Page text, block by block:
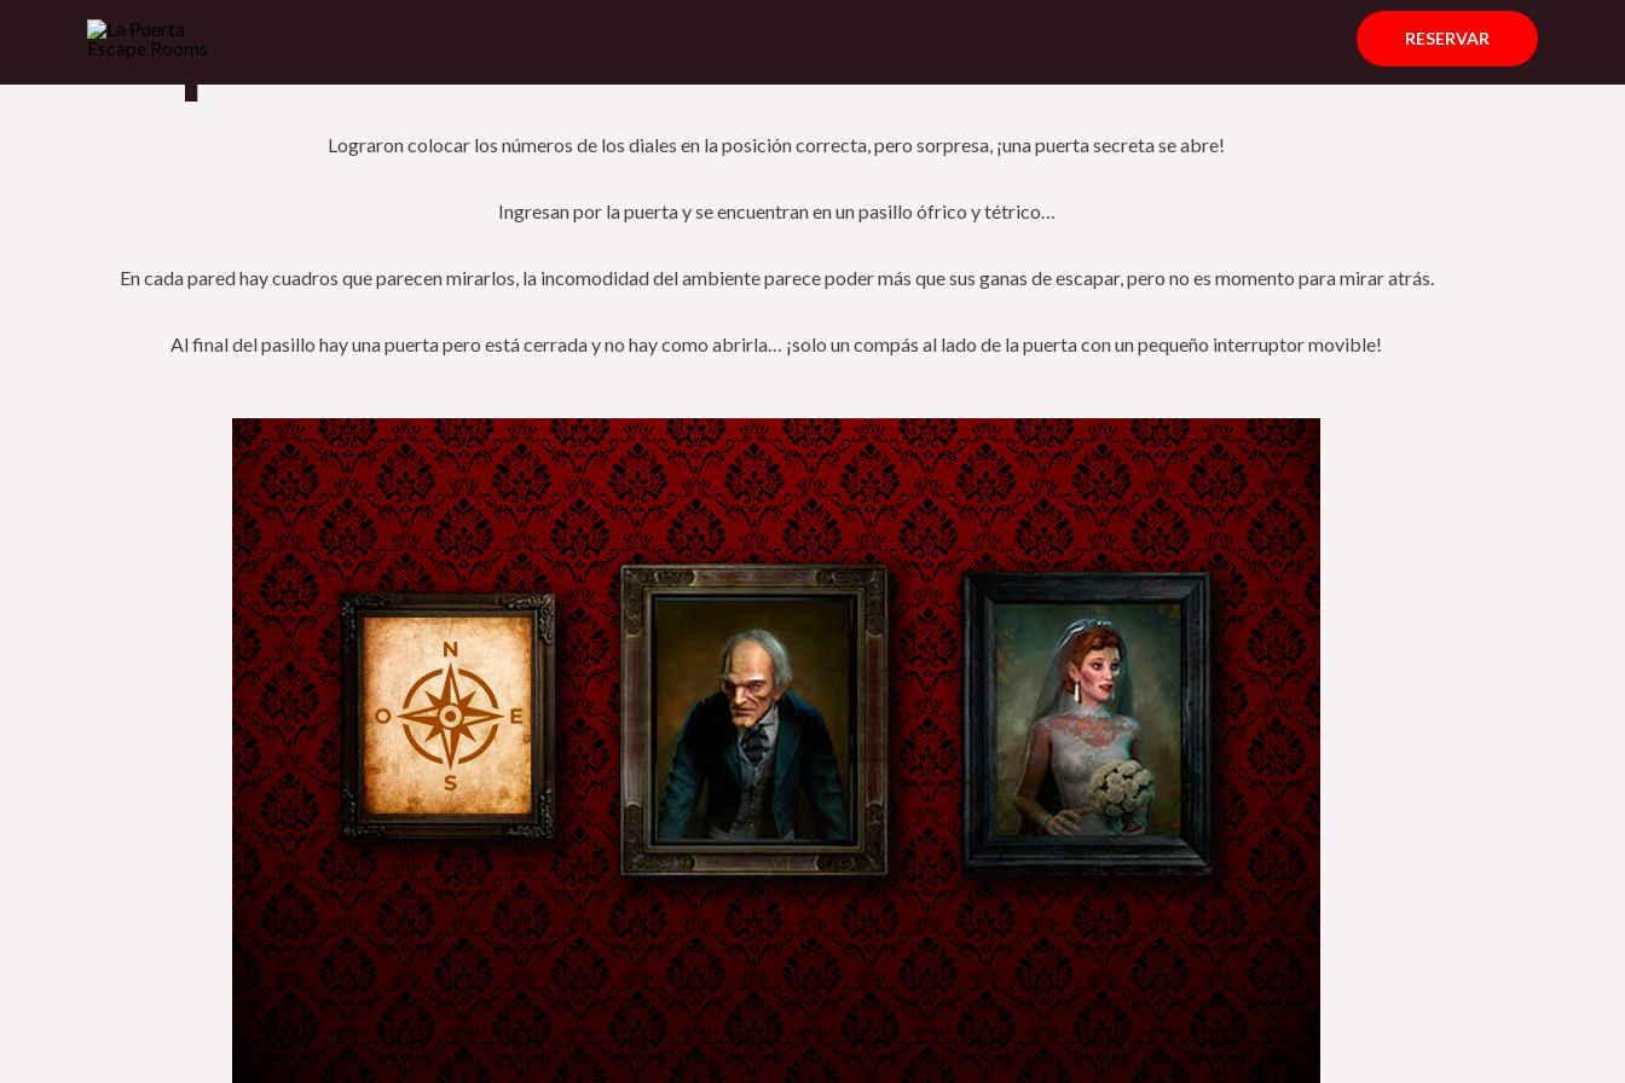
contenido
RESERVAR
el pasillo secreto
Lograron colocar los números de los diales en la posición correcta, pero sorpresa, ¡una puerta secreta se abre!
Ingresan por la puerta y se encuentran en un pasillo ófrico y tétrico…
En cada pared hay cuadros que parecen mirarlos, la incomodidad del ambiente parece poder más que sus ganas de escapar, pero no es momento para mirar atrás.
Al final del pasillo hay una puerta pero está cerrada y no hay como abrirla… ¡solo un compás al lado de la puerta con un pequeño interruptor movible!